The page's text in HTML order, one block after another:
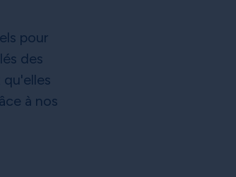
pour
des
qu'elles
à nos